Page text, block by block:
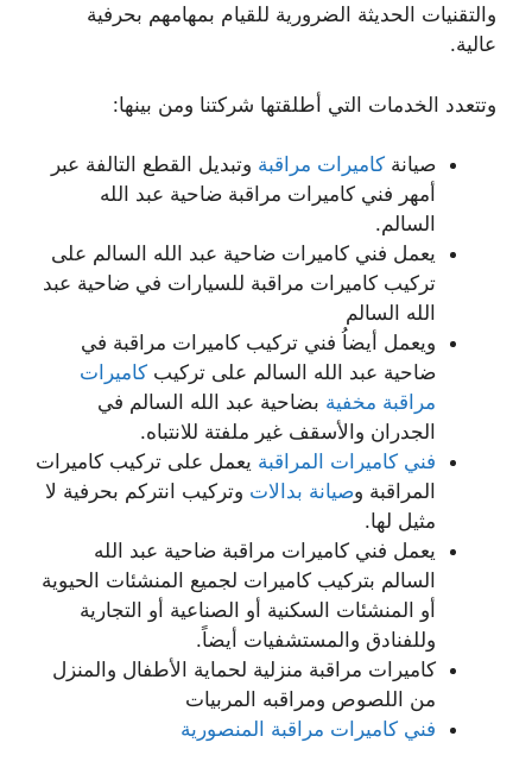
والتقنيات الحديثة الضرورية للقيام بمهامهم بحرفية
عالية.
وتتعدد الخدمات التي أطلقتها شركتنا ومن بينها:
صيانة كاميرات مراقبة وتبديل القطع التالفة عبر
أمهر فني كاميرات مراقبة ضاحية عبد الله
السالم.
يعمل فني كاميرات ضاحية عبد الله السالم على
تركيب كاميرات مراقبة للسيارات في ضاحية عبد
الله السالم
ويعمل أيضاُ فني تركيب كاميرات مراقبة في
ضاحية عبد الله السالم على تركيب كاميرات
مراقبة مخفية بضاحية عبد الله السالم في
الجدران والأسقف غير ملفتة للانتباه.
فني كاميرات المراقبة يعمل على تركيب كاميرات
المراقبة وصيانة بدالات وتركيب انتركم بحرفية لا
مثيل لها.
يعمل فني كاميرات مراقبة ضاحية عبد الله
السالم بتركيب كاميرات لجميع المنشئات الحيوية
أو المنشئات السكنية أو الصناعية أو التجارية
وللفنادق والمستشفيات أيضاً.
كاميرات مراقبة منزلية لحماية الأطفال والمنزل
من اللصوص ومراقبه المربيات
فني كاميرات مراقبة المنصورية